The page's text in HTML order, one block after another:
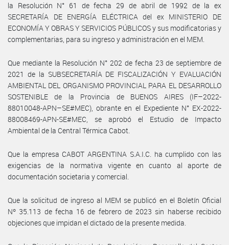
la Resolución N° 61 de fecha 29 de abril de 1992 de la ex
SECRETARÍA DE ENERGÍA ELÉCTRICA del ex MINISTERIO DE
ECONOMÍA Y OBRAS Y SERVICIOS PÚBLICOS y sus modificatorias y
complementarias, para su ingreso y administración en el MEM.
Que mediante la Resolución N° 202 de fecha 23 de septiembre de
2021 de la SUBSECRETARÍA DE FISCALIZACIÓN Y EVALUACIÓN
AMBIENTAL DEL ORGANISMO PROVINCIAL PARA EL DESARROLLO
SOSTENIBLE de la Provincia de BUENOS AIRES (IF–2022-
88010048-APN–SE#MEC), obrante en el Expediente N° EX-2022-
88008469-APN-SE#MEC, se aprobó el Estudio de Impacto
Ambiental de la Central Térmica Cabot.
Que la empresa CABOT ARGENTINA S.A.I.C. ha cumplido con las
exigencias de la normativa vigente en cuanto al aporte de
documentación societaria y comercial.
Que la solicitud de ingreso al MEM se publicó en el Boletín Oficial
Nº 35.113 de fecha 16 de febrero de 2023 sin haberse recibido
objeciones que impidan el dictado de la presente medida.